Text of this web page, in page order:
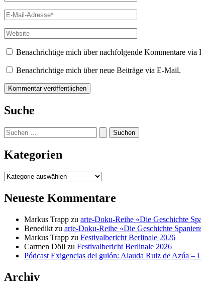
E-
Mail-
Adresse*
Website
Benachrichtige mich über nachfolgende Kommentare via
Benachrichtige mich über neue Beiträge via E-Mail.
Suche
Suchen
nach:
Kategorien
Kategorien
Neueste Kommentare
Markus Trapp zu arte-Doku-Reihe «Die Geschichte
Benedikt zu arte-Doku-Reihe «Die Geschichte
Markus Trapp zu Festivalbericht Berlinale 2026
Carmen Döll zu Festivalbericht Berlinale 2026
Pódcast Exigencias del guión: Alauda Ruiz de Azúa –
Archiv